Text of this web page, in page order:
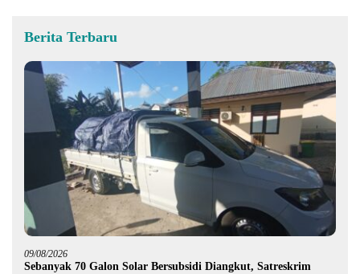
Berita Terbaru
09/08/2026
Sebanyak 70 Galon Solar Bersubsidi Diangkut, Satreskrim